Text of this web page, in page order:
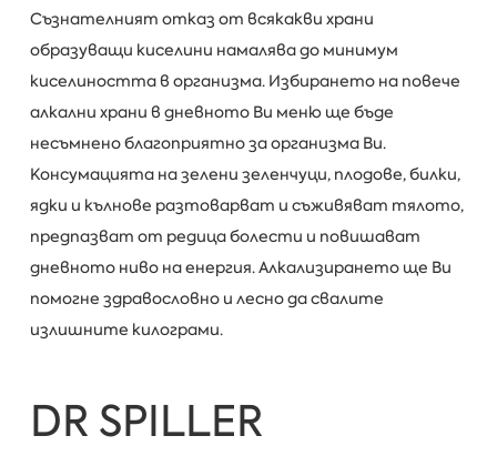
Съзнателният отказ от всякакви храни
образуващи киселини намалява до минимум
киселиността в организма. Избирането на повече
алкални храни в дневното Ви меню ще бъде
несъмнено благоприятно за организма Ви.
Консумацията на зелени зеленчуци, плодове, билки,
ядки и кълнове разтоварват и съживяват тялото,
предпазват от редица болести и повишават
дневното ниво на енергия. Алкализирането ще Ви
помогне здравословно и лесно да свалите
излишните килограми.
DR SPILLER